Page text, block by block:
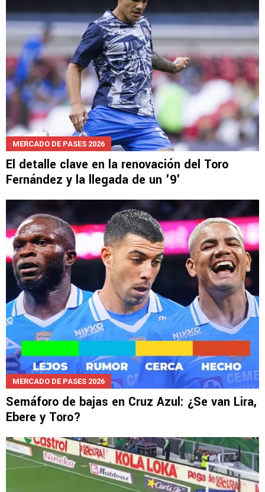
MERCADO DE PASES 2026
El detalle clave en la renovación del Toro
Fernández y la llegada de un '9'
MERCADO DE PASES 2026
Semáforo de bajas en Cruz Azul: ¿Se van Lira,
Ebere y Toro?